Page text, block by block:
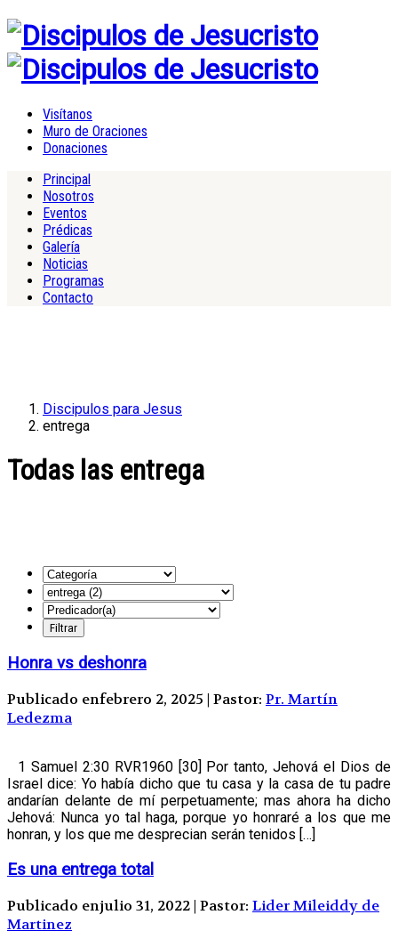
Visítanos
Muro de Oraciones
Donaciones
Principal
Nosotros
Eventos
Prédicas
Galería
Noticias
Programas
Contacto
Discipulos para Jesus
entrega
Todas las entrega
Honra vs deshonra
Publicado enfebrero 2, 2025 | Pastor: Pr. Martín
Ledezma
1 Samuel 2:30 RVR1960 [30] Por tanto, Jehová el Dios de
Israel dice: Yo había dicho que tu casa y la casa de tu padre
andarían delante de mí perpetuamente; mas ahora ha dicho
Jehová: Nunca yo tal haga, porque yo honraré a los que me
honran, y los que me desprecian serán tenidos […]
Es una entrega total
Publicado enjulio 31, 2022 | Pastor: Lider Mileiddy de
Martinez